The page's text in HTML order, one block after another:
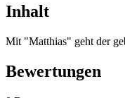
Inhalt
Mit "Matthias" geht der
Bewertungen